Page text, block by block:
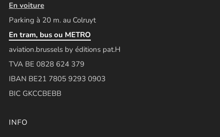
En voiture
Parking à 20 m. au Colruyt
En tram, bus ou METRO
aviation.brussels by éditions pat.H
TVA BE 0828 624 379
IBAN BE21 7805 9293 0903
BIC GKCCBEBB
INFO